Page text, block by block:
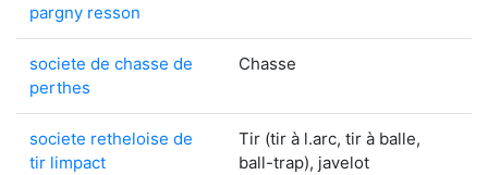
pargny resson
societe de chasse de
perthes
Chasse
societe retheloise de
tir limpact
Tir (tir à l.arc, tir à balle,
ball-trap), javelot